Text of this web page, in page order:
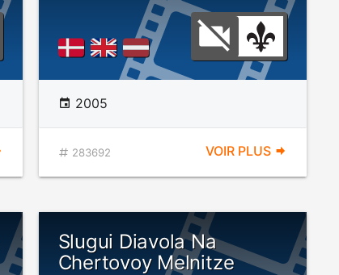
2005
283692 VOIR PLUS
Slugui Diavola Na
Chertovoy Melnitze